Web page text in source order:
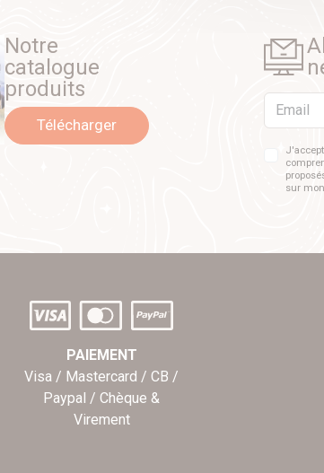
Notre
catalogue
produits
Télécharger
Email
sur
PAIEMENT
Visa / Mastercard / CB /
Paypal / Chèque &
Virement